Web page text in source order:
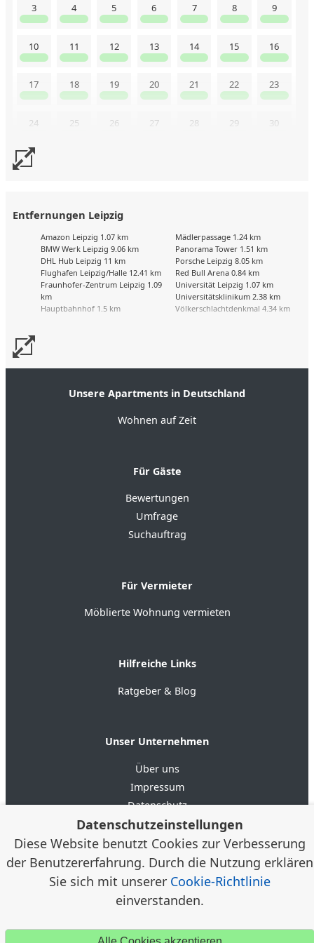
3 4 5 6 7 8 9
10 11 12 13 14 15 16
17 18 19 20 21 22 23
24 25 26 27 28 29 30
Entfernungen Leipzig
Amazon Leipzig 1.07 km
BMW Werk Leipzig 9.06 km
DHL Hub Leipzig 11 km
Flughafen Leipzig/Halle 12.41 km
Fraunhofer-Zentrum Leipzig 1.09
km
Hauptbahnhof 1.5 km
Mädlerpassage 1.24 km
Panorama Tower 1.51 km
Porsche Leipzig 8.05 km
Red Bull Arena 0.84 km
Universität Leipzig 1.07 km
Universitätsklinikum 2.38 km
Völkerschlachtdenkmal 4.34 km
Unsere Apartments in Deutschland
Wohnen auf Zeit
Für Gäste
Bewertungen
Umfrage
Suchauftrag
Für Vermieter
Möblierte Wohnung vermieten
Hilfreiche Links
Ratgeber & Blog
Unser Unternehmen
Über uns
Impressum
Datenschutz
AGB
Google Bewertungen 4.6 ★★★★★
★★★★★ (20)
Datenschutzeinstellungen
Diese Website benutzt Cookies zur Verbesserung
der Benutzererfahrung. Durch die Nutzung erklären
Sie sich mit unserer Cookie-Richtlinie
einverstanden.